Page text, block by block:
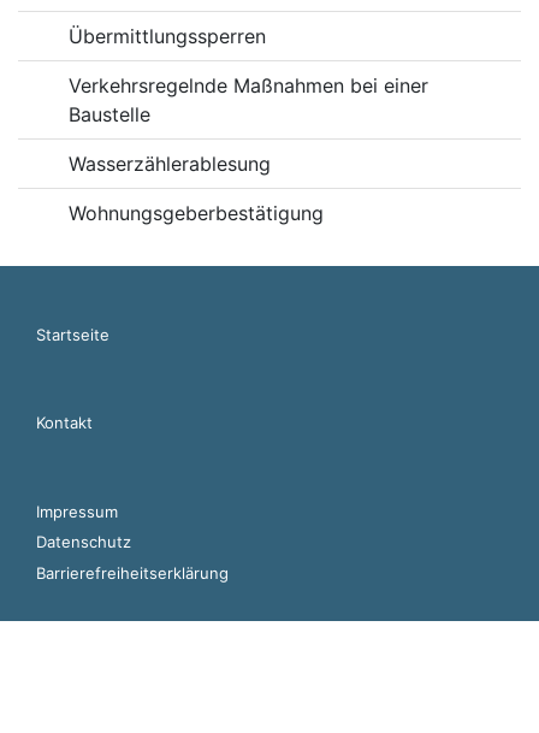
Übermittlungssperren
Verkehrsregelnde Maßnahmen bei einer
Baustelle
Wasserzählerablesung
Wohnungsgeberbestätigung
Startseite
Kontakt
Impressum
Datenschutz
Barrierefreiheitserklärung